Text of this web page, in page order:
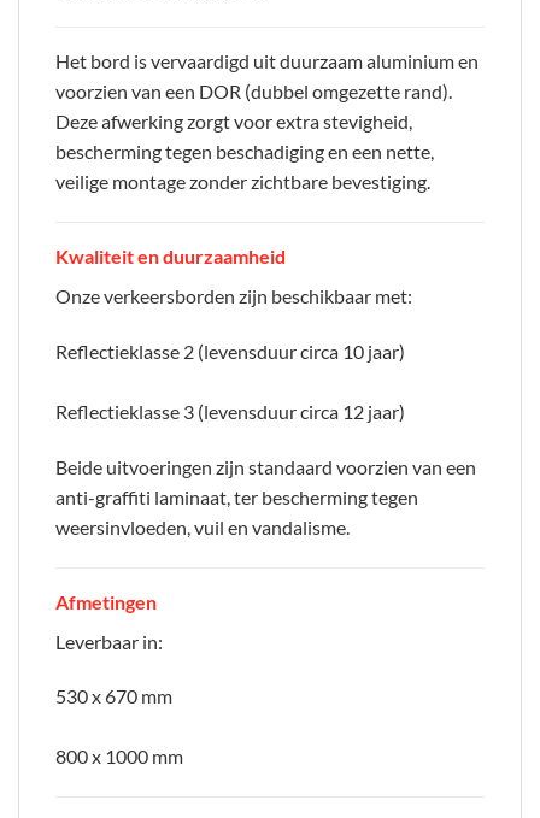
Het bord is vervaardigd uit duurzaam aluminium en
voorzien van een DOR (dubbel omgezette rand).
Deze afwerking zorgt voor extra stevigheid,
bescherming tegen beschadiging en een nette,
veilige montage zonder zichtbare bevestiging.
Kwaliteit en duurzaamheid
Onze verkeersborden zijn beschikbaar met:
Reflectieklasse 2 (levensduur circa 10 jaar)
Reflectieklasse 3 (levensduur circa 12 jaar)
Beide uitvoeringen zijn standaard voorzien van een
anti-graffiti laminaat, ter bescherming tegen
weersinvloeden, vuil en vandalisme.
Afmetingen
Leverbaar in:
530 x 670 mm
800 x 1000 mm